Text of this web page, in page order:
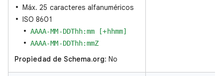
Máx. 25 caracteres alfanuméricos
ISO 8601
AAAA-MM-DDThh:mm [+hhmm]
AAAA-MM-DDThh:mmZ
Propiedad de Schema.org: No